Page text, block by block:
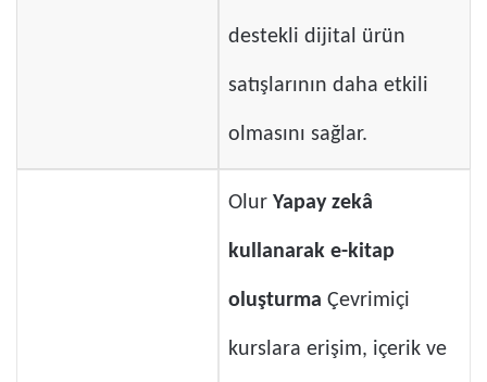
destekli dijital ürün
satışlarının daha etkili
olmasını sağlar.
Olur Yapay zekâ
kullanarak e-kitap
oluşturma Çevrimiçi
kurslara erişim, içerik ve